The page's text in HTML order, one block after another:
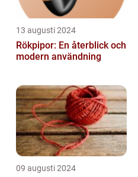
13 augusti 2024
Rökpipor: En återblick och
modern användning
09 augusti 2024